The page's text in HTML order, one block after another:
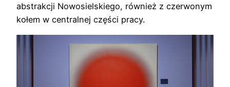
abstrakcji Nowosielskiego, również z czerwonym
kołem w centralnej części pracy.